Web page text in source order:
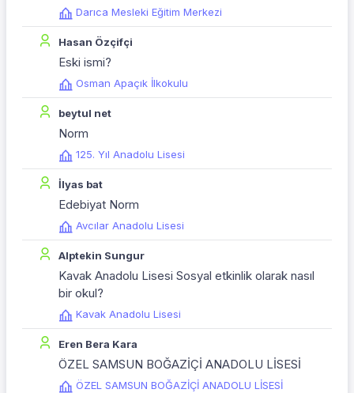
Darıca Mesleki Eğitim Merkezi
Hasan Özçifçi
Eski ismi?
Osman Apaçık İlkokulu
beytul net
Norm
125. Yıl Anadolu Lisesi
İlyas bat
Edebiyat Norm
Avcılar Anadolu Lisesi
Alptekin Sungur
Kavak Anadolu Lisesi Sosyal etkinlik olarak nasıl
bir okul?
Kavak Anadolu Lisesi
Eren Bera Kara
ÖZEL SAMSUN BOĞAZİÇİ ANADOLU LİSESİ
ÖZEL SAMSUN BOĞAZİÇİ ANADOLU LİSESİ